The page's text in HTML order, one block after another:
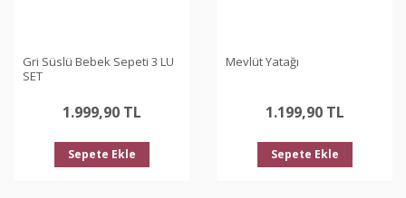
Gri Süslü Bebek Sepeti 3 LU
SET
1.999,90 TL
Sepete Ekle
Mevlüt Yatağı
1.199,90 TL
Sepete Ekle